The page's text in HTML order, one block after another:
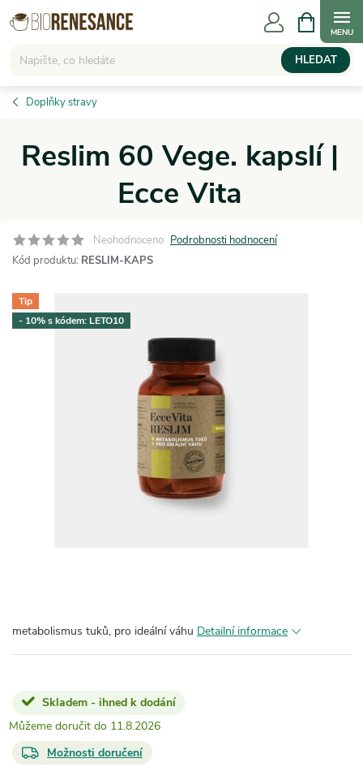
Přejít
na
HLEDAT
NÁKUPNÍ
KOŠÍK
Doplňky stravy
Reslim 60 Vege. kapslí |
Ecce Vita
Neohodnoceno Podrobnosti hodnocení
Kód produktu: RESLIM-KAPS
Tip
- 10% s kódem: LETO10
metabolismus tuků, pro ideální váhu Detailní informace
Skladem - ihned k dodání
11.8.2026
Možnosti doručení